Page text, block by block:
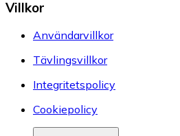
Villkor
Användarvillkor
Tävlingsvillkor
Integritetspolicy
Cookiepolicy